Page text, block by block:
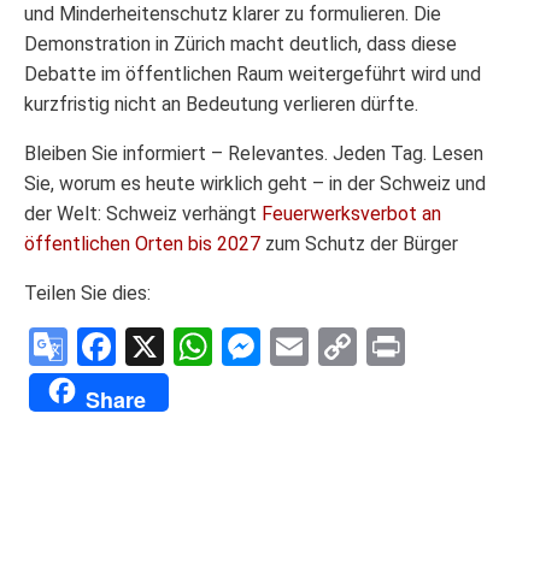
und Minderheitenschutz klarer zu formulieren. Die
Demonstration in Zürich macht deutlich, dass diese
Debatte im öffentlichen Raum weitergeführt wird und
kurzfristig nicht an Bedeutung verlieren dürfte.
Bleiben Sie informiert – Relevantes. Jeden Tag. Lesen
Sie, worum es heute wirklich geht – in der Schweiz und
der Welt: Schweiz verhängt Feuerwerksverbot an
öffentlichen Orten bis 2027 zum Schutz der Bürger
Teilen Sie dies:
Google
Translate
Facebook
X WhatsApp
Messenger
Email
Copy
Share